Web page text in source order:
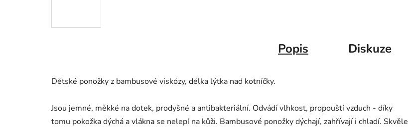
Popis Diskuze
Dětské ponožky z bambusové viskózy, délka lýtka nad kotníčky.
Jsou jemné, měkké na dotek, prodyšné a antibakteriální. Odvádí vlhkost, propouští vzduch - díky
tomu pokožka dýchá a vlákna se nelepí na kůži. Bambusové ponožky dýchají, zahřívají i chladí. Skvěle